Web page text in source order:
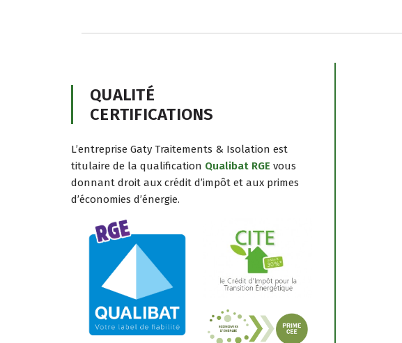
QUALITÉ
CERTIFICATIONS
L’entreprise Gaty Traitements & Isolation est
titulaire de la qualification Qualibat RGE vous
donnant droit aux crédit d’impôt et aux primes
d’économies d’énergie.